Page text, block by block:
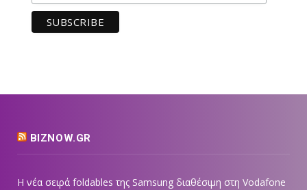
BIZNOW.GR
Η νέα σειρά foldables της Samsung διαθέσιμη στη Vodafone